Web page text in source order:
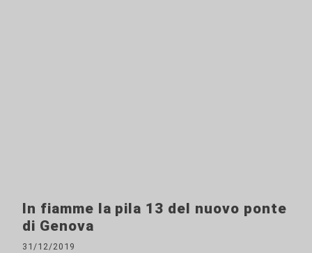
In fiamme la pila 13 del nuovo ponte
di Genova
31/12/2019